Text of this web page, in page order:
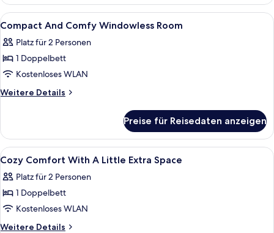
ohne
Fenster
Alle
Fotos
für
Compact
And
Comfy
anzeigen
Schallisolierte Zimmer, kostenloses
28
Compact And Comfy Windowless Room
Platz für 2 Personen
1 Doppelbett
Kostenloses WLAN
Weitere Details
Weitere
And
Comfy
Windowless
Room
Preise für Reisedaten anzeigen
Alle
Fotos
für
Cozy
Comfort
With
Schallisolierte Zimmer, kostenloses
39
Cozy Comfort With A Little Extra Space
Platz für 2 Personen
1 Doppelbett
Kostenloses WLAN
Weitere Details
Weitere